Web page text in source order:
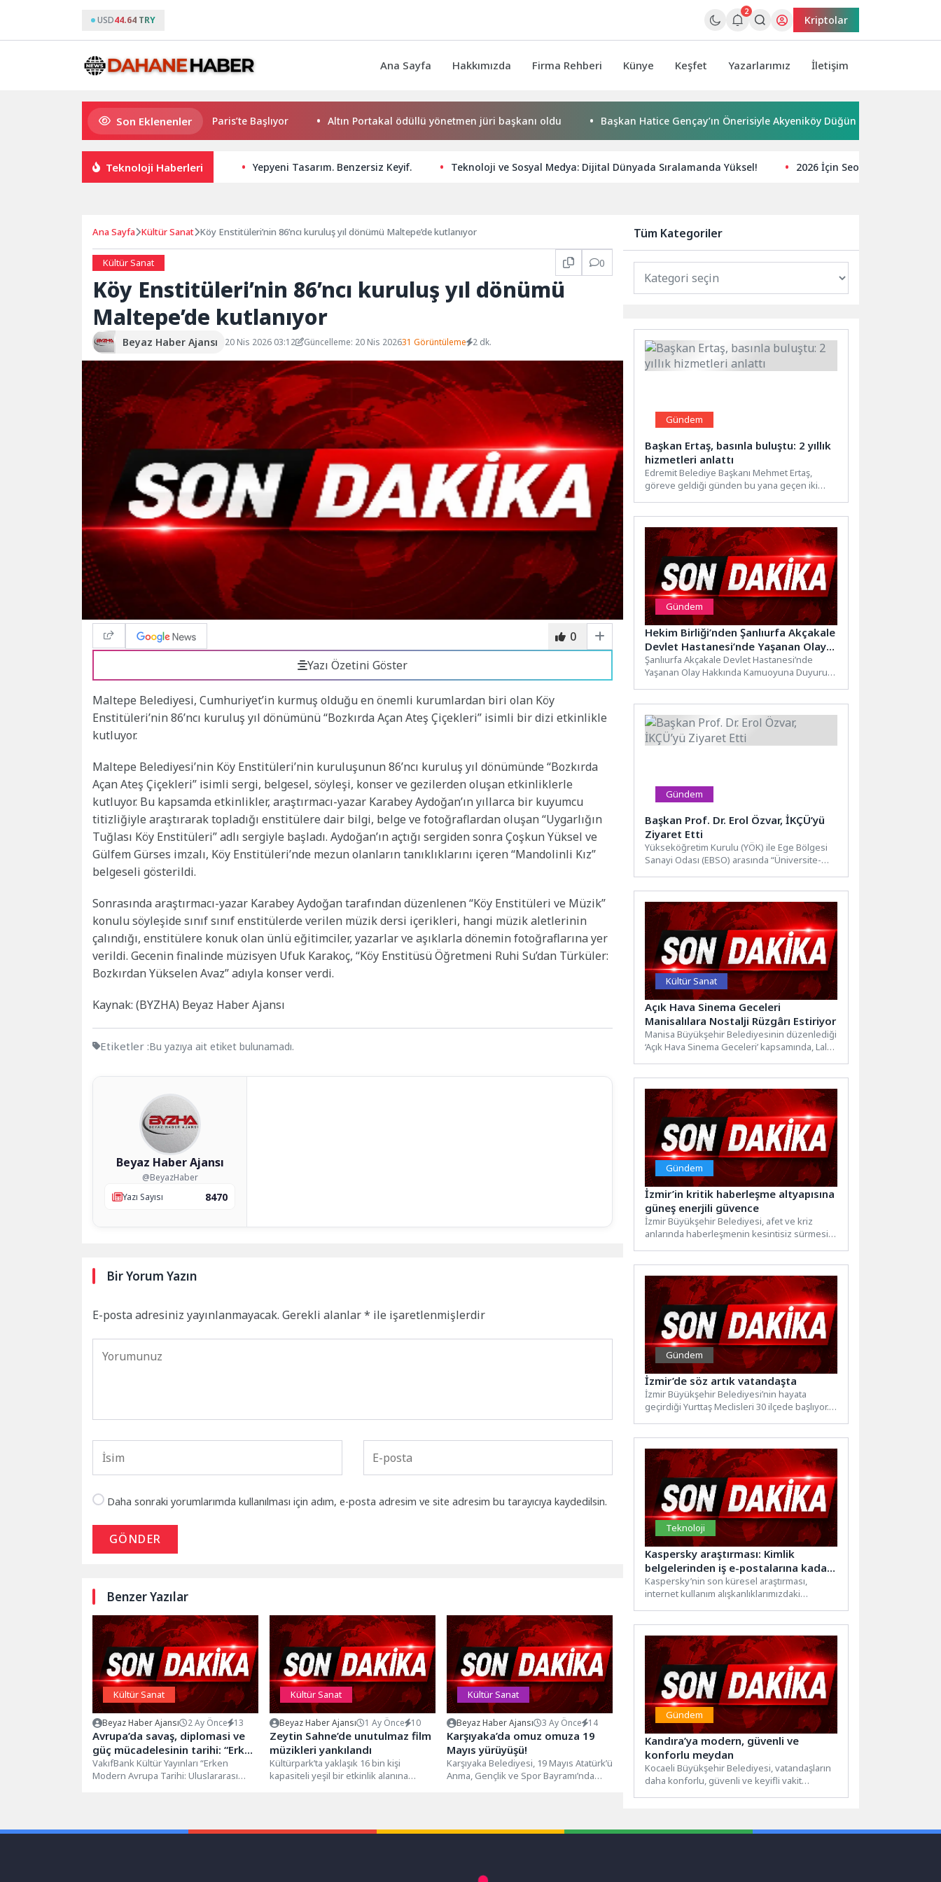
USD44.64 TRY
2
Kriptolar
Ana Sayfa Hakkımızda Firma Rehberi Künye Keşfet Yazarlarımız İletişim
Son Eklenenler
PUBG Mobile World Cup Heyecanı Paris’te Başlıyor Altın Portakal ödüllü yönetmen jüri başkanı oldu Başkan Hatice Gençay’ın Önerisiyle Akyeniköy Düğün Salonu Yıl Sonuna
Teknoloji Haberleri Yepyeni Tasarım. Benzersiz Keyif. Teknoloji ve Sosyal Medya: Dijital Dünyada Sıralamanda Yüksel! 2026 İçin Seo Trendleri ve
Ana Sayfa Kültür Sanat Köy Enstitüleri’nin 86’ncı kuruluş yıl dönümü Maltepe’de kutlanıyor
Kültür Sanat 0
Köy Enstitüleri’nin 86’ncı kuruluş yıl dönümü
Maltepe’de kutlanıyor
Beyaz Haber Ajansı 20 Nis 2026 03:12 Güncelleme: 20 Nis 202631 Görüntüleme 2 dk.
0
Yazı Özetini Göster
Maltepe Belediyesi, Cumhuriyet’in kurmuş olduğu en önemli kurumlardan biri olan Köy
Enstitüleri’nin 86’ncı kuruluş yıl dönümünü “Bozkırda Açan Ateş Çiçekleri” isimli bir dizi etkinlikle
kutluyor.
Maltepe Belediyesi’nin Köy Enstitüleri’nin kuruluşunun 86’ncı kuruluş yıl dönümünde “Bozkırda
Açan Ateş Çiçekleri” isimli sergi, belgesel, söyleşi, konser ve gezilerden oluşan etkinliklerle
kutluyor. Bu kapsamda etkinlikler, araştırmacı-yazar Karabey Aydoğan’ın yıllarca bir kuyumcu
titizliğiyle araştırarak topladığı enstitülere dair bilgi, belge ve fotoğraflardan oluşan “Uygarlığın
Tuğlası Köy Enstitüleri” adlı sergiyle başladı. Aydoğan’ın açtığı sergiden sonra Çoşkun Yüksel ve
Gülfem Gürses imzalı, Köy Enstitüleri’nde mezun olanların tanıklıklarını içeren “Mandolinli Kız”
belgeseli gösterildi.
Sonrasında araştırmacı-yazar Karabey Aydoğan tarafından düzenlenen “Köy Enstitüleri ve Müzik”
konulu söyleşide sınıf sınıf enstitülerde verilen müzik dersi içerikleri, hangi müzik aletlerinin
çalındığı, enstitülere konuk olan ünlü eğitimciler, yazarlar ve aşıklarla dönemin fotoğraflarına yer
verildi. Gecenin finalinde müzisyen Ufuk Karakoç, “Köy Enstitüsü Öğretmeni Ruhi Su’dan Türküler:
Bozkırdan Yükselen Avaz” adıyla konser verdi.
Kaynak: (BYZHA) Beyaz Haber Ajansı
Etiketler :Bu yazıya ait etiket bulunamadı.
Beyaz Haber Ajansı
@BeyazHaber
Yazı Sayısı
8470
Bir Yorum Yazın
E-posta adresiniz yayınlanmayacak. Gerekli alanlar* ile işaretlenmişlerdir
Daha sonraki yorumlarımda kullanılması için adım, e-posta adresim ve site adresim bu tarayıcıya kaydedilsin.
GÖNDER
Benzer Yazılar
Kültür Sanat
Beyaz Haber Ajansı 2 Ay Önce 13
Avrupa’da savaş, diplomasi ve
güç mücadelesinin tarihi: “Erken
modern Avrupa Tarihi:
Uluslararası Rekabetler”
VakıfBank Kültür Yayınları “Erken
Modern Avrupa Tarihi: Uluslararası
Kültür Sanat
Beyaz Haber Ajansı 1 Ay Önce 10
Zeytin Sahne’de unutulmaz film
müzikleri yankılandı
Kültürpark’ta yaklaşık 16 bin kişi
kapasiteli yeşil bir etkinlik alanına
Kültür Sanat
Beyaz Haber Ajansı 3 Ay Önce 14
Karşıyaka’da omuz omuza 19
Mayıs yürüyüşü!
Karşıyaka Belediyesi, 19 Mayıs Atatürk’ü
Anma, Gençlik ve Spor Bayramı’nda
Tüm Kategoriler
Gündem
Başkan Ertaş, basınla buluştu: 2 yıllık
hizmetleri anlattı
Edremit Belediye Başkanı Mehmet Ertaş,
göreve geldiği günden bu yana geçen iki
Gündem
Hekim Birliği’nden Şanlıurfa Akçakale
Devlet Hastanesi’nde Yaşanan Olay
Hakkında Açıklama
Şanlıurfa Akçakale Devlet Hastanesi’nde
Yaşanan Olay Hakkında Kamuoyuna Duyuru
Gündem
Başkan Prof. Dr. Erol Özvar, İKÇÜ’yü
Ziyaret Etti
Yükseköğretim Kurulu (YÖK) ile Ege Bölgesi
Sanayi Odası (EBSO) arasında “Üniversite-
Kültür Sanat
Açık Hava Sinema Geceleri
Manisalılara Nostalji Rüzgârı Estiriyor
Manisa Büyükşehir Belediyesinin düzenlediği
‘Açık Hava Sinema Geceleri’ kapsamında, Laleli
Gündem
İzmir’in kritik haberleşme altyapısına
güneş enerjili güvence
İzmir Büyükşehir Belediyesi, afet ve kriz
anlarında haberleşmenin kesintisiz sürmesini
Gündem
İzmir’de söz artık vatandaşta
İzmir Büyükşehir Belediyesi’nin hayata
geçirdiği Yurttaş Meclisleri 30 ilçede başlıyor.
Teknoloji
Kaspersky araştırması: Kimlik
belgelerinden iş e-postalarına kadar
akıllı telefonlarda tutulan veriler
arttıkça güvenlik ihtiyacı da büyüyor
Kaspersky’nin son küresel araştırması,
internet kullanım alışkanlıklarımızdaki
Gündem
Kandıra’ya modern, güvenli ve
konforlu meydan
Kocaeli Büyükşehir Belediyesi, vatandaşların
daha konforlu, güvenli ve keyifli vakit